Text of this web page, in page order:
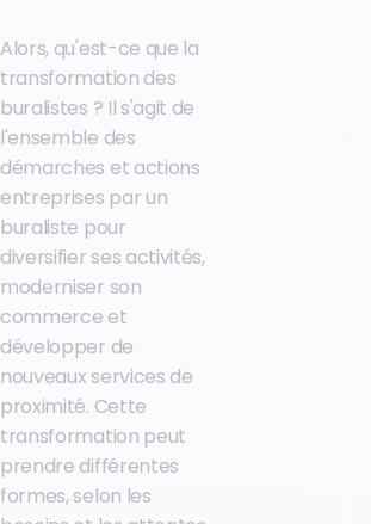
Alors, qu'est-ce que la
transformation des
buralistes ? Il s'agit de
l'ensemble des
démarches et actions
entreprises par un
buraliste pour
diversifier ses activités,
moderniser son
commerce et
développer de
nouveaux services de
proximité. Cette
transformation peut
prendre différentes
formes, selon les